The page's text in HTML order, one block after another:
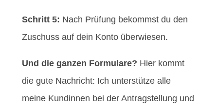
Schritt 5: Nach Prüfung bekommst du den
Zuschuss auf dein Konto überwiesen.
Und die ganzen Formulare? Hier kommt
die gute Nachricht: Ich unterstütze alle
meine Kundinnen bei der Antragstellung und